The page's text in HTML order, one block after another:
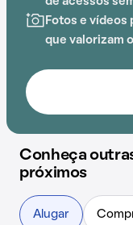
Rafael de Moraos,
Escola Estadual
Fotos e
que valorizam
Conheça
próximos
Alugar